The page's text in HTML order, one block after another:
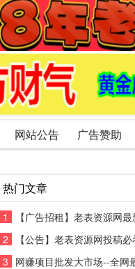
网站公告 广告赞助
热门文章
1
【广告招租】老表资源网
2
【公告】老表资源网投稿必
3 网赚项目批发大市场--全网